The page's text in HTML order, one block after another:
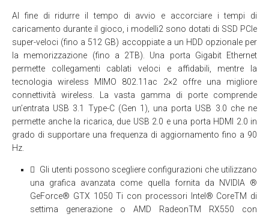
Al fine di ridurre il tempo di avvio e accorciare i tempi di
caricamento durante il gioco, i modelli2 sono dotati di SSD PCIe
super-veloci (fino a 512 GB) accoppiate a un HDD opzionale per
la memorizzazione (fino a 2TB). Una porta Gigabit Ethernet
permette collegamenti cablati veloci e affidabili, mentre la
tecnologia wireless MIMO 802.11ac 2×2 offre una migliore
connettività wireless. La vasta gamma di porte comprende
un’entrata USB 3.1 Type-C (Gen 1), una porta USB 3.0 che ne
permette anche la ricarica, due USB 2.0 e una porta HDMI 2.0 in
grado di supportare una frequenza di aggiornamento fino a 90
Hz.
 Gli utenti possono scegliere configurazioni che utilizzano
una grafica avanzata come quella fornita da NVIDIA ®
GeForce® GTX 1050 Ti con processori Intel® CoreTM di
settima generazione o AMD RadeonTM RX550 con